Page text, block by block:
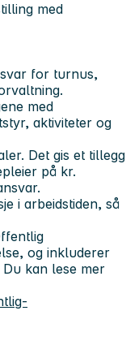
med
for turnus,
med
aktiviteter og
Det gis et tillegg
på kr.
i arbeidstiden, så
og inkluderer
kan lese mer